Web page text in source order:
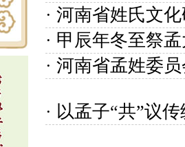
· 河南省姓氏文
· 甲辰年冬至祭
· 河南省孟姓委
· 以孟子“共”议